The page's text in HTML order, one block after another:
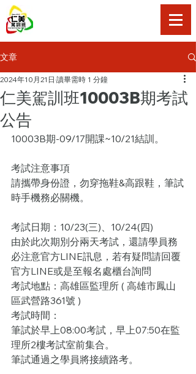
文章
仁美駕訓班10003B期考試
公告
2024年10月21日 讀畢需時 1 分鐘
10003B期-09/17開課~10/21結訓。
考試注意事項
請攜帶身份證，勿穿拖鞋&高跟鞋，筆試
時手機務必關機。
考試日期：10/23(三)、10/24(四)
由於此次期別分兩天考試，還請學員務
必注意官方LINE訊息，若有疑問請回覆
官方LINE或是至報名處櫃台詢問
考試地點：高雄區監理所 ( 高雄市鳳山
區武營路361號 )
考試時間：
筆試於早上08:00考試，早上07:50在監
理所2樓考試室前集合。
筆試通過之學員將接續路考。